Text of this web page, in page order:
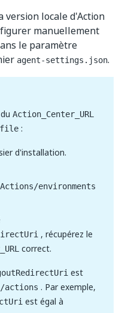
version locale d'Action
manuellement
le paramètre
agent-settings.json.
Action_Center_URL
file :
d'installation.
environments
, récupérez le
correct.
est
actions . Par exemple,
est égal à